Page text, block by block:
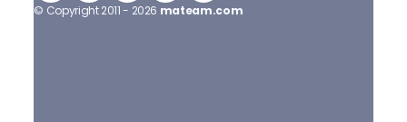
© Copyright 2011 - 2026 mateam.com